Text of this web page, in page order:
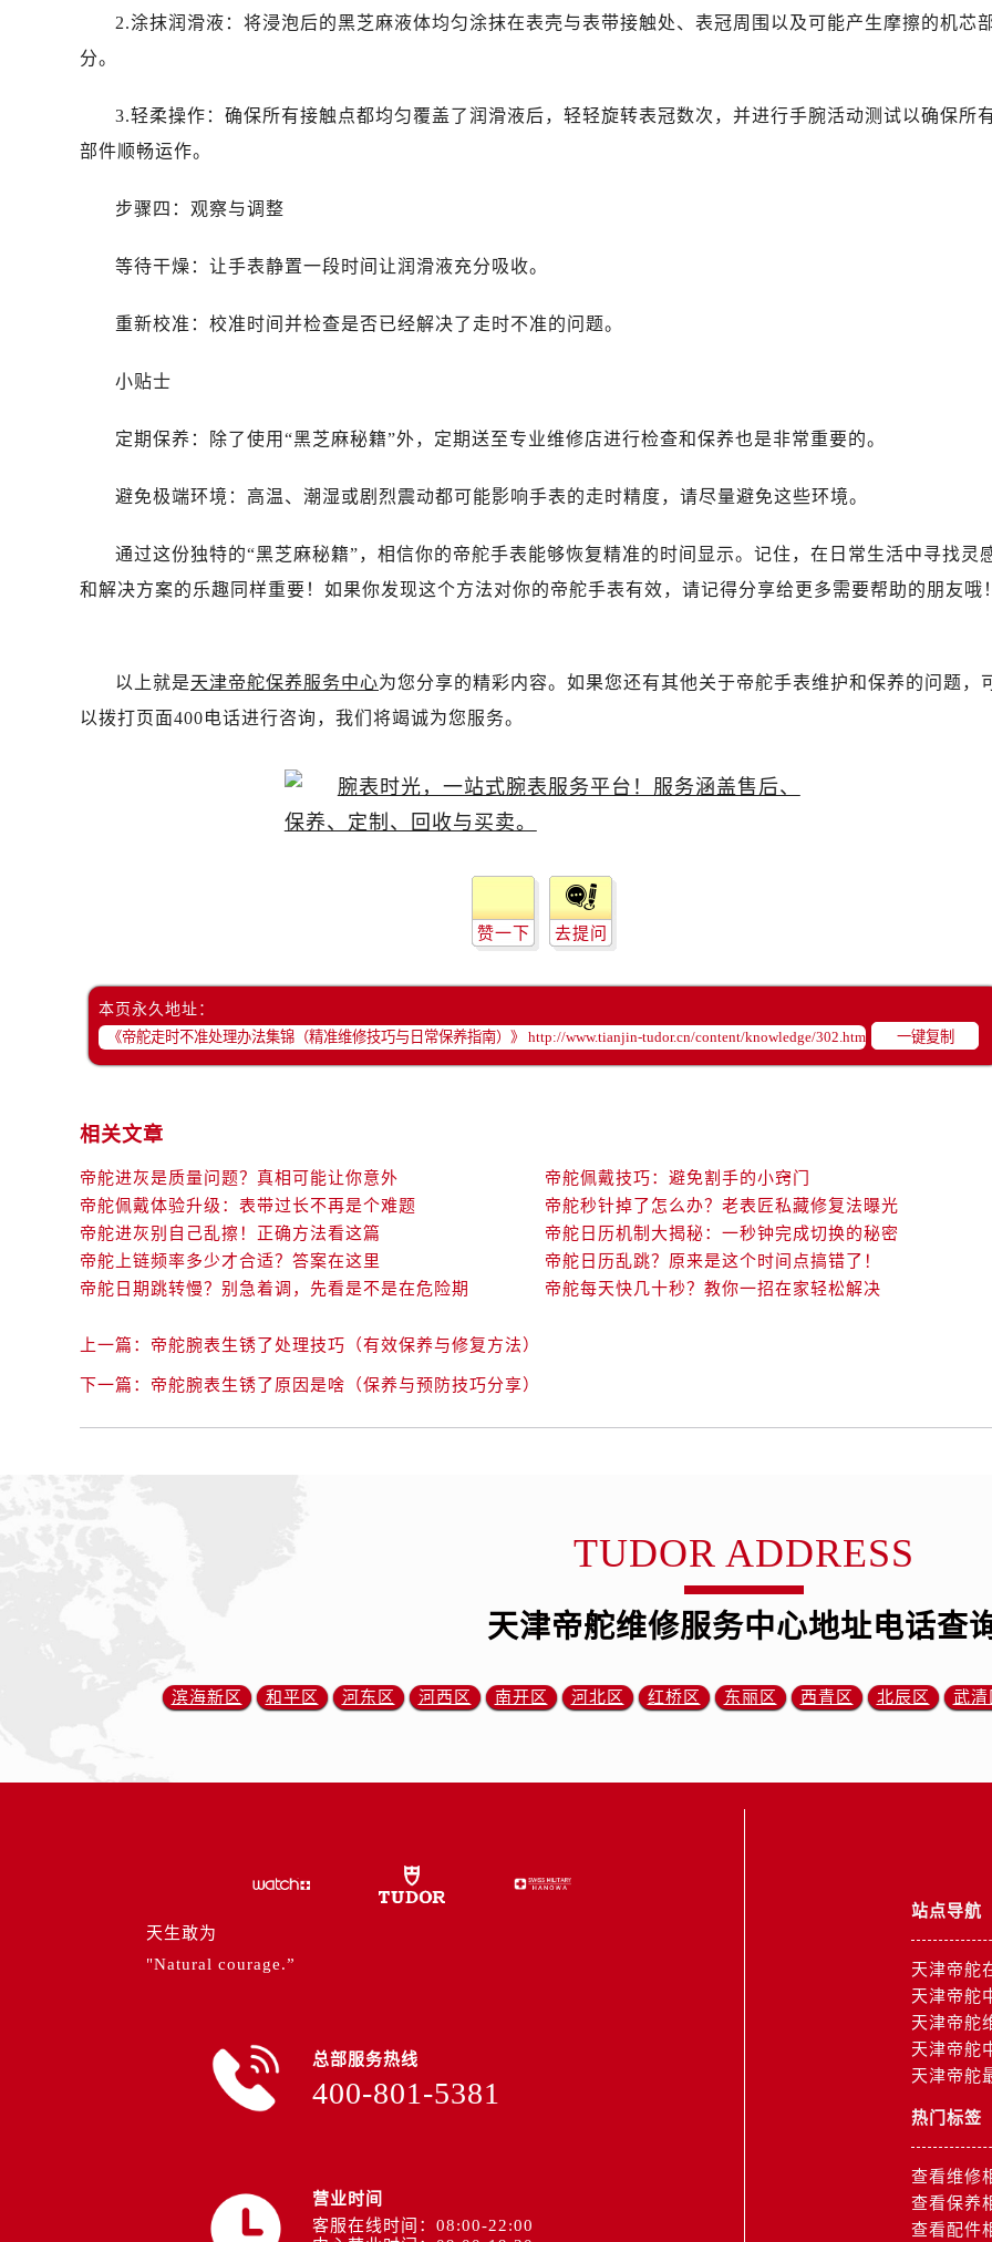
黑龙江省鸡西市鸡冠区红军路帝舵售后服务中心（需提前预约）
黑龙江省七台河市桃山区大同街帝舵售后服务中心（需提前预约）
黑龙江省绥化市北林区新华街与康庄路交叉口帝舵售后服务中心（需提前预约）
吉林省白城市洮北区明仁南街帝舵售后服务中心（需提前预约）
吉林省吉林市船营区河南街帝舵售后服务中心（需提前预约）
吉林省松原市宁江区五环大街帝舵售后服务中心（需提前预约）
辽宁省鞍山市铁东区站前街帝舵售后服务中心（需提前预约）
辽宁省葫芦岛市连山区中央路帝舵售后服务中心（需提前预约）
辽宁省辽阳市白塔区新运大街帝舵售后服务中心（需提前预约）
辽宁省盘锦市兴隆台区石油大街帝舵售后服务中心（需提前预约）
辽宁省营口市站前区市府路与渤海大街交叉口帝舵售后服务中心（需提前预约）
辽宁省沈阳市沈河区中街路137号亨得利名表维修授权店1楼帝舵售后服务中心（需提前预约）
辽宁省沈阳市沈河区中街路83号亨得利名表维修授权店1楼帝舵售后服务中心（需提前预约）
河北省保定市竞秀区朝阳北大街北国先天下帝舵售后服务中心（需提前预约）
内蒙古自治区阿拉善盟市左旗土尔扈特大街帝舵售后服务中心（需提前预约）
内蒙古自治区鄂尔多斯市东胜区伊金霍洛街帝舵售后服务中心（需提前预约）
内蒙古自治区呼伦贝尔市海拉尔区中央街帝舵售后服务中心（需提前预约）
内蒙古自治区通辽市科尔沁区明仁大街帝舵售后服务中心（需提前预约）
内蒙古自治区乌海市海勃湾区人民南路帝舵售后服务中心（需提前预约）
内蒙古自治区锡林郭勒盟市锡林浩特市光明街与额尔敦路交叉口帝舵售后服务中心（需提前预约）
内蒙古自治区兴安盟市乌兰浩特市兴安大街帝舵售后服务中心（需提前预约）
山西省吕梁市离石区永宁中路与建设街交叉口帝舵售后服务中心（需提前预约）
山西省朔州市朔城区怡西路与鄯阳西街交汇处帝舵售后服务中心（需提前预约）
山西省忻州市忻府区和平东街与七一南路交叉口帝舵售后服务中心（需提前预约）
山西省阳泉市郊区平阳东街与新城大道交叉口帝舵售后服务中心（需提前预约）
山西省长治市潞州区英雄中路帝舵售后服务中心（需提前预约）
安徽省安庆市迎江区人民路帝舵售后服务中心（需提前预约）
安徽省池州市贵池区长江路帝舵售后服务中心（需提前预约）
安徽省滁州市琅琊区南谯北路帝舵售后服务中心（需提前预约）
安徽省阜阳市颍州区颍州北路帝舵售后服务中心（需提前预约）
安徽省淮北市相山区淮海路帝舵售后服务中心（需提前预约）
安徽省六安市金安区解放中路帝舵售后服务中心（需提前预约）
安徽省马鞍山市雨山区湖南西路帝舵售后服务中心（需提前预约）
安徽省芜湖市镜湖区中山路步行街帝舵售后服务中心（需提前预约）
安徽省宣城市宣州区叠嶂西路帝舵售后服务中心（需提前预约）
2.涂抹润滑液：将浸泡后的黑芝麻液体均匀涂抹在表壳与表带接触处、表冠周围以及可能产生摩擦的机芯
分。
3.轻柔操作：确保所有接触点都均匀覆盖了润滑液后，轻轻旋转表冠数次，并进行手腕活动测试以确保所
部件顺畅运作。
步骤四：观察与调整
等待干燥：让手表静置一段时间让润滑液充分吸收。
重新校准：校准时间并检查是否已经解决了走时不准的问题。
小贴士
定期保养：除了使用“黑芝麻秘籍”外，定期送至专业维修店进行检查和保养也是非常重要的。
避免极端环境：高温、潮湿或剧烈震动都可能影响手表的走时精度，请尽量避免这些环境。
通过这份独特的“黑芝麻秘籍”，相信你的帝舵手表能够恢复精准的时间显示。记住，在日常生活中寻找灵
和解决方案的乐趣同样重要！如果你发现这个方法对你的帝舵手表有效，请记得分享给更多需要帮助的朋友哦！
以上就是天津帝舵保养服务中心为您分享的精彩内容。如果您还有其他关于帝舵手表维护和保养的问题，
以拨打页面400电话进行咨询，我们将竭诚为您服务。
赞一下 去提问
本页永久地址：
一键复制
相关文章
帝舵进灰是质量问题？真相可能让你意外
帝舵佩戴技巧：避免割手的小窍门
帝舵佩戴体验升级：表带过长不再是个难题
帝舵秒针掉了怎么办？老表匠私藏修复法曝光
帝舵进灰别自己乱擦！正确方法看这篇
帝舵日历机制大揭秘：一秒钟完成切换的秘密
帝舵上链频率多少才合适？答案在这里
帝舵日历乱跳？原来是这个时间点搞错了！
帝舵日期跳转慢？别急着调，先看是不是在危险期
帝舵每天快几十秒？教你一招在家轻松解决
上一篇： 帝舵腕表生锈了处理技巧（有效保养与修复方法）
下一篇： 帝舵腕表生锈了原因是啥（保养与预防技巧分享）
TUDOR ADDRESS
天津帝舵维修服务中心地址电话查
滨海新区 和平区 河东区 河西区 南开区 河北区 红桥区 东丽区 西青区 北辰区 武清
天生敢为
"Natural courage.”
总部服务热线
400-801-5381
营业时间
客服在线时间：08:00-22:00
站点导航
天津帝舵
天津帝舵
天津帝舵
天津帝舵
天津帝舵
热门标签
查看维修
查看保养
查看配件